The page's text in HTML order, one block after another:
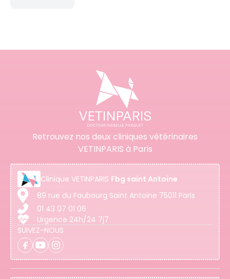
Retrouvez nos deux cliniques vétérinaires
VETINPARIS à Paris
Clinique VETINPARIS Fbg saint Antoine
89 rue du Faubourg Saint Antoine 75011 Paris
01 43 07 01 06
Urgence 24h/24 7j7
SUIVEZ-NOUS